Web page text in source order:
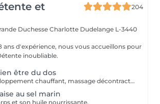
et
204
Duchesse Charlotte Dudelange L-3440
ans d'expérience, nous vous accueillons pour
inoubliable.
être du dos
Gommage, enveloppement chauffant, massage décontractant.
au sel marin
et son huile nourrissante.